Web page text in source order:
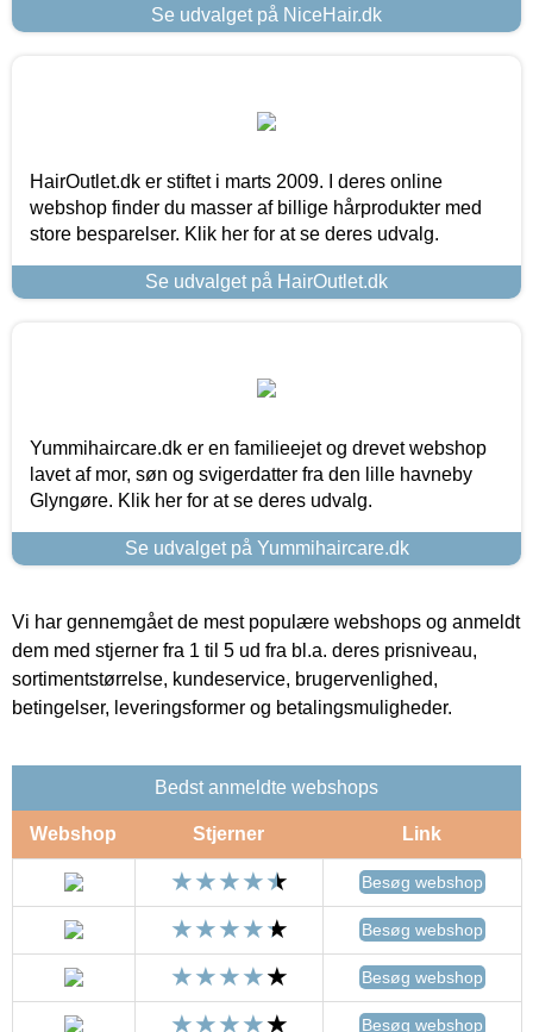
Se udvalget på NiceHair.dk
HairOutlet.dk er stiftet i marts 2009. I deres online
webshop finder du masser af billige hårprodukter med
store besparelser. Klik her for at se deres udvalg.
Se udvalget på HairOutlet.dk
Yummihaircare.dk er en familieejet og drevet webshop
lavet af mor, søn og svigerdatter fra den lille havneby
Glyngøre. Klik her for at se deres udvalg.
Se udvalget på Yummihaircare.dk
Vi har gennemgået de mest populære webshops og anmeldt
dem med stjerner fra 1 til 5 ud fra bl.a. deres prisniveau,
sortimentstørrelse, kundeservice, brugervenlighed,
betingelser, leveringsformer og betalingsmuligheder.
Bedst anmeldte webshops
Webshop Stjerner Link
Besøg webshop
Besøg webshop
Besøg webshop
Besøg webshop